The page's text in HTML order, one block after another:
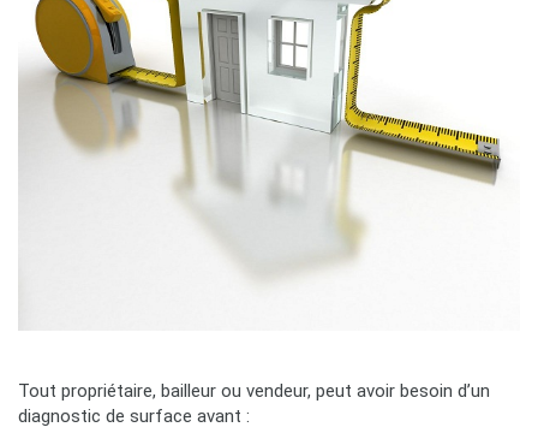
Tout propriétaire, bailleur ou vendeur, peut avoir besoin d’un
diagnostic de surface avant :